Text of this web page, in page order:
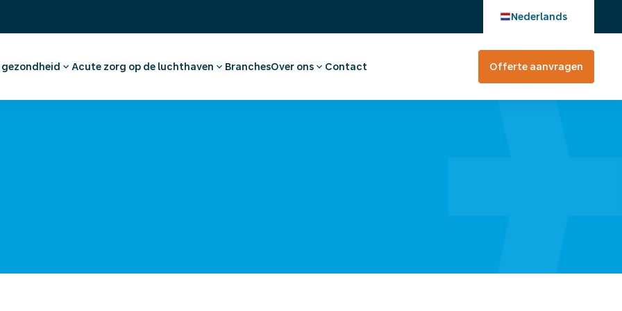
Nederlands
gezondheid
maken werknemer
medisch advies
Acute zorg op de luchthaven
Eerste Hulp en huisartsenzorg
BranchesOver ons
Ons verhaal
Contact Offerte aanvragen